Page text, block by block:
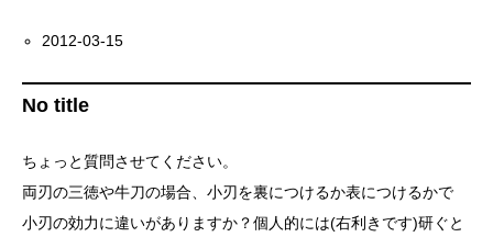
2012-03-15
No title
ちょっと質問させてください。
両刃の三徳や牛刀の場合、小刃を裏につけるか表につけるかで
小刃の効力に違いがありますか？個人的には(右利きです)研ぐと